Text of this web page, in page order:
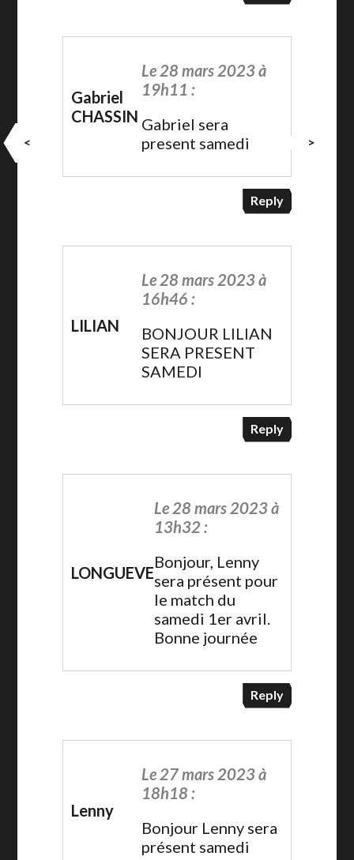
Gabriel
CHASSIN
Le 28 mars 2023 à
19h11 :
Gabriel sera
present samedi
Reply
LILIAN
Le 28 mars 2023 à
16h46 :
BONJOUR LILIAN
SERA PRESENT
SAMEDI
Reply
LONGUEVE
Le 28 mars 2023 à
13h32 :
Bonjour, Lenny
sera présent pour
le match du
samedi 1er avril.
Bonne journée
Reply
Lenny
Le 27 mars 2023 à
18h18 :
Bonjour Lenny sera
présent samedi
< >